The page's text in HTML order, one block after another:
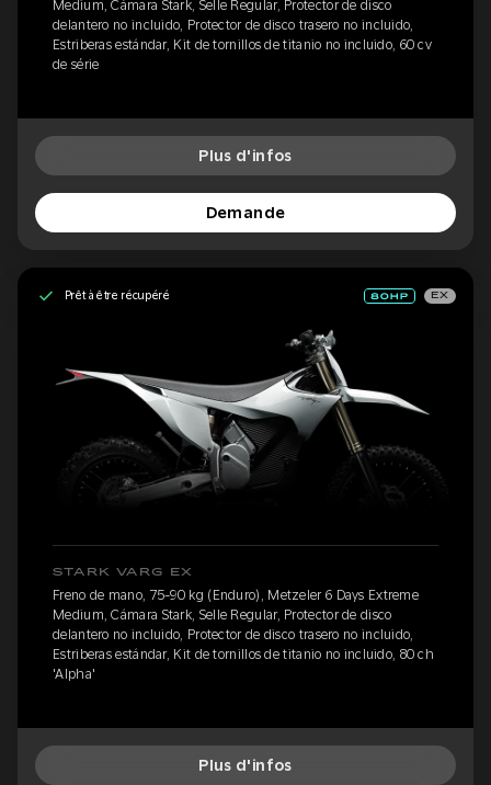
Medium, Cámara Stark, Selle Regular, Protector de disco
delantero no incluido, Protector de disco trasero no incluido,
Estriberas estándar, Kit de tornillos de titanio no incluido, 60 cv
de série
Plus d'infos
Demande
Prêt à être récupéré EX
STARK VARG EX
Freno de mano, 75-90 kg (Enduro), Metzeler 6 Days Extreme
Medium, Cámara Stark, Selle Regular, Protector de disco
delantero no incluido, Protector de disco trasero no incluido,
Estriberas estándar, Kit de tornillos de titanio no incluido, 80 ch
'Alpha'
Plus d'infos